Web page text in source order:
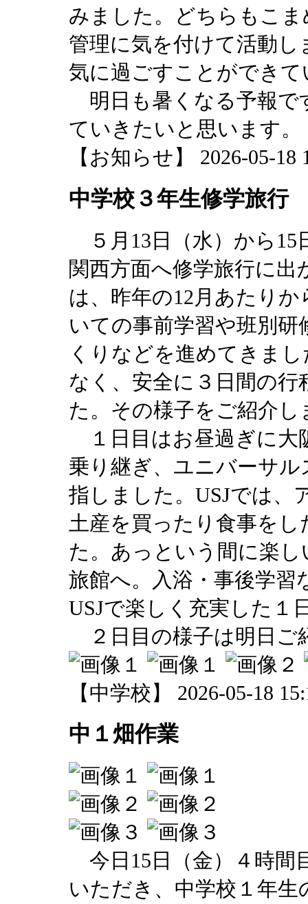
みました。どちらもこ
管理に気を付けて活動
気に過ごすことができ
明日も暑くなる予報で
ていきたいと思います。
【お知らせ】 2026-05-18
中学校３年生修学旅行
５月13日（水）から15
関西方面へ修学旅行に
は、昨年の12月あたり
いての事前学習や班別
くりなどを進めてきま
なく、安全に３日間の
た。その様子をご紹介し
１日目はお昼過ぎに大
乗り継ぎ、ユニバーサ
指しました。USJでは、
土産を買ったり食事を
た。あっという間に楽
旅館へ。入浴・事後学
USJで楽しく充実した１
２日目の様子は明日ご
【中学校】 2026-05-18
中１畑作業
今日15日（金）４時間
いただき、中学校１年